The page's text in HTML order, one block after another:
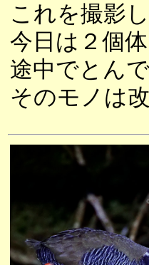
これを撮影
今日は２個体
途中でとん
そのモノは